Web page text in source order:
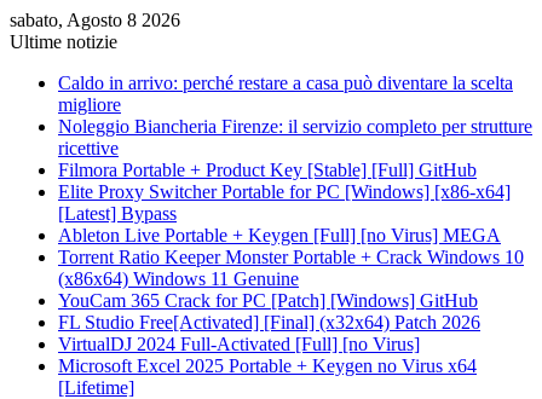
sabato, Agosto 8 2026
Ultime notizie
Caldo in arrivo: perché restare a casa può diventare la scelta
migliore
Noleggio Biancheria Firenze: il servizio completo per strutture
ricettive
Filmora Portable + Product Key [Stable] [Full] GitHub
Elite Proxy Switcher Portable for PC [Windows] [x86-x64]
[Latest] Bypass
Ableton Live Portable + Keygen [Full] [no Virus] MEGA
Torrent Ratio Keeper Monster Portable + Crack Windows 10
(x86x64) Windows 11 Genuine
YouCam 365 Crack for PC [Patch] [Windows] GitHub
FL Studio Free[Activated] [Final] (x32x64) Patch 2026
VirtualDJ 2024 Full-Activated [Full] [no Virus]
Microsoft Excel 2025 Portable + Keygen no Virus x64
[Lifetime]